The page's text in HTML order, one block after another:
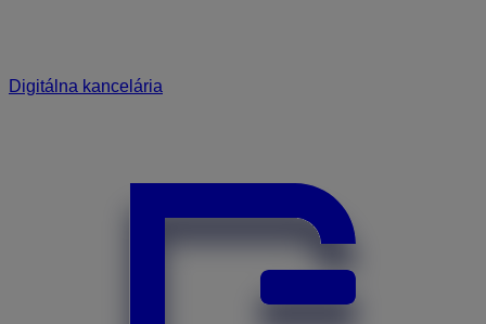
Digitálna kancelária